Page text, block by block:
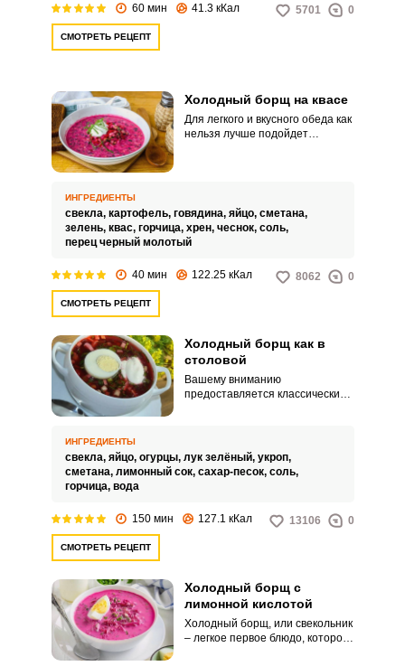
60 мин 41.3 кКал 5701 0
СМОТРЕТЬ РЕЦЕПТ
Холодный борщ на квасе
Для легкого и вкусного обеда как
нельзя лучше подойдет
ИНГРЕДИЕНТЫ
свекла, картофель, говядина, яйцо, сметана,
зелень, квас, горчица, хрен, чеснок, соль,
перец черный молотый
40 мин 122.25 кКал 8062 0
СМОТРЕТЬ РЕЦЕПТ
Холодный борщ как в
столовой
Вашему вниманию
предоставляется классический
ИНГРЕДИЕНТЫ
свекла, яйцо, огурцы, лук зелёный, укроп,
сметана, лимонный сок, сахар-песок, соль,
горчица, вода
150 мин 127.1 кКал 13106 0
СМОТРЕТЬ РЕЦЕПТ
Холодный борщ с
лимонной кислотой
Холодный борщ, или свекольник
– легкое первое блюдо, которое
ВХОД НА САЙТ РЕГИСТРАЦИЯ
Войдите
с помощью социальных сетей:
или